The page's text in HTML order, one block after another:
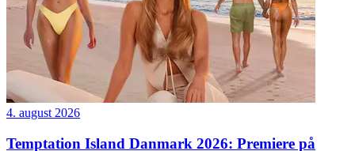
4. august 2026
Temptation Island Danmark 2026: Premiere på